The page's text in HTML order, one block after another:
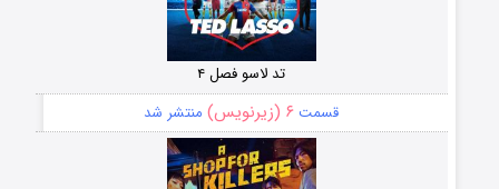
تد لاسو فصل ۴
قسمت ۶ (زیرنویس) منتشر شد